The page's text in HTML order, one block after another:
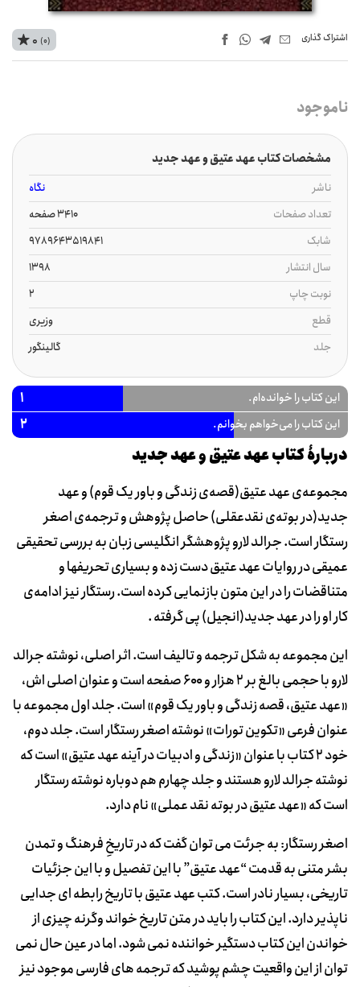
اشتراک‌ گذاری 0 (0)
ناموجود
مشخصات کتاب عهد عتیق و عهد جدید
ناشر
نگاه
تعداد صفحات
3410 صفحه
شابک
9789643519841
سال انتشار
1398
نوبت چاپ
2
قطع
وزیری
جلد
گالینگور
این کتاب را خوانده‌ام. 1
این کتاب را می‌خواهم بخوانم. 2
دربارۀ کتاب عهد عتیق و عهد جدید
مجموعه‌ی عهد عتیق(قصه‌ی زندگی و باور یک قوم) و عهد
جدید(در بوته‌ی نقدعقلی) حاصل پژوهش و ترجمه‌ی اصغر
رستگار است. جرالد لارو پژوهشگر انگلیسی زبان به بررسی تحقیقی
عمیقی در روایات عهد عتیق دست زده و بسیاری تحریفها و
متناقضات را در این متون بازنمایی کرده است. رستگار نیز ادامه‌ی
کار او را در عهد جدید(انجیل) پی گرفته .
این مجموعه به شکل ترجمه و تالیف است. اثر اصلی، نوشته جرالد
لارو با حجمی بالغ بر ۲ هزار و ۶۰۰ صفحه است و عنوان اصلی اش،
«عهد عتیق، قصه زندگی و باور یک قوم» است. جلد اول مجموعه با
عنوان فرعی «تکوین تورات» نوشته اصغر رستگار است. جلد دوم،
خود ۲ کتاب با عنوان «زندگی و ادبیات در آینه عهد عتیق» است که
نوشته جرالد لارو هستند و جلد چهارم هم دوباره نوشته رستگار
است که «عهد عتیق در بوته نقد عملی» نام دارد.
اصغر رستگار: به جرئت می توان گفت که در تاریخِ فرهنگ و تمدن
بشر متنی به قدمت “عهد عتیق” با این تفصیل و با این جزئیات
تاریخی، بسیار نادر است. کتب عهد عتیق با تاریخ رابطه ای جدایی
ناپذیر دارد. این کتاب را باید در متن تاریخ خواند وگرنه چیزی از
خواندن این کتاب دستگیر خواننده نمی شود. اما در عین حال نمی
توان از این واقعیت چشم پوشید که ترجمه های فارسی موجود نیز